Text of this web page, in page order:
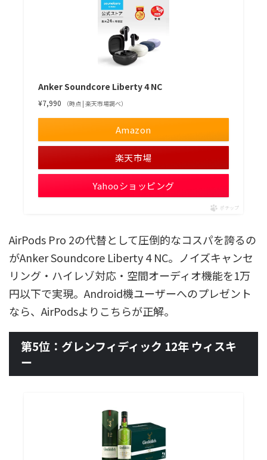
Anker Soundcore Liberty 4 NC
¥7,990 （時点 | 楽天市場調べ）
Amazon
楽天市場
Yahooショッピング
ポチップ
AirPods Pro 2の代替として圧倒的なコスパを誇るの
がAnker Soundcore Liberty 4 NC。ノイズキャンセ
リング・ハイレゾ対応・空間オーディオ機能を1万
円以下で実現。Android機ユーザーへのプレゼント
なら、AirPodsよりこちらが正解。
第5位：グレンフィディック 12年 ウィスキ
ー